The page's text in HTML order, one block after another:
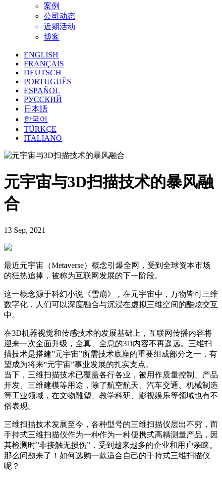
案例
公司动态
近期活动
博客
ENGLISH
FRANÇAIS
DEUTSCH
PORTUGUÊS
ESPAÑOL
РУССКИЙ
日本語
한국어
TÜRKÇE
ITALIANO
元宇宙与3D扫描技术的暴风融
合
13 Sep, 2021
最近元宇宙（Metaverse）概念引爆全网，受到全球资本市场
的狂热追捧，被称为互联网发展的下一阶段。
这一概念源于科幻小说《雪崩》，在元宇宙中，万物皆可三维
数字化，人们可以深度融合与沉浸在虚拟三维空间的酷炫交互
中。
在3D机器视觉和传感技术的发展基础上，互联网传播内容将
迎来一次全面升级，全真、全息的3D内容不再遥远。三维扫
描技术是搭建”元宇宙”所需技术底座的重要组成部分之一，有
望成为将来“元宇宙”事业发展的扎实支点。
当下，三维扫描技术已覆盖各行各业，被用作质量控制、产品
开发、三维建模等用途，除了航空航天、汽车交通、机械制造
等工业领域，在文物雕塑、教学科研、影视娱乐等领域也有不
俗表现。
三维扫描技术发展至今，各种型号的三维扫描仪层出不穷，而
手持式三维扫描仪作为一种作为一种便携式高精测量产品，因
其检测时”非接触无损伤”，受到越来越多的企业和用户亲睐。
那么问题来了！如何选购一款适合自己的手持式三维扫描仪
呢？